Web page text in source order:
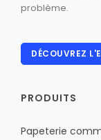
problème.
DÉCOUVREZ
PRODUITS
Papeterie